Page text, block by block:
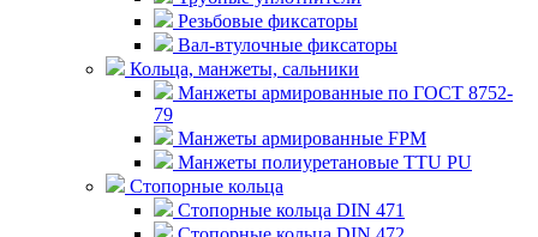
Резьбовые фиксаторы
Вал-втулочные фиксаторы
Кольца, манжеты, сальники
Манжеты армированные по ГОСТ 8752-
79
Манжеты армированные FPM
Манжеты полиуретановые TTU PU
Стопорные кольца
Стопорные кольца DIN 471